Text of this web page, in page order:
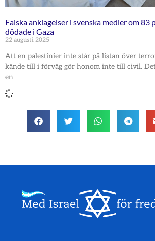
Falska anklagelser i svenska medier om 83
dödade i Gaza
22 augusti 2025
Att en palestinier inte står på listan över
kände till i förväg gör honom inte till civil.
en